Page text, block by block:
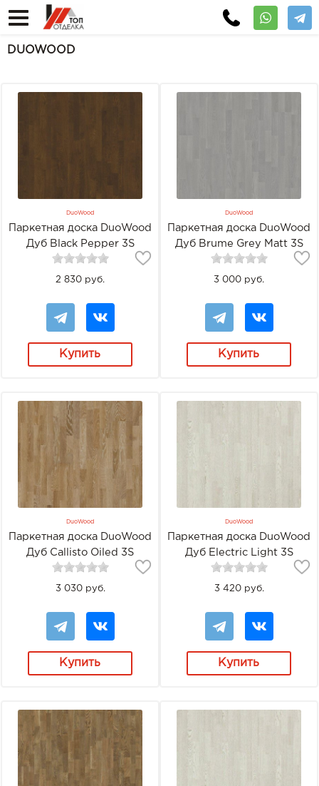
DUOWOOD
DuoWood
Паркетная доска DuoWood
Дуб Black Pepper 3S
2 830 руб.
Купить
DuoWood
Паркетная доска DuoWood
Дуб Brume Grey Matt 3S
3 000 руб.
Купить
DuoWood
Паркетная доска DuoWood
Дуб Callisto Oiled 3S
3 030 руб.
Купить
DuoWood
Паркетная доска DuoWood
Дуб Electric Light 3S
3 420 руб.
Купить